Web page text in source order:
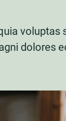
voluptas
dolores